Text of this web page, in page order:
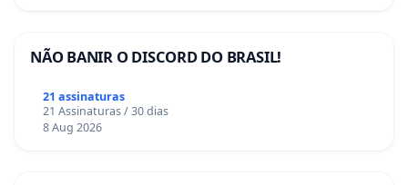
NÃO BANIR O DISCORD DO BRASIL!
21 assinaturas
21 Assinaturas / 30 dias
8 Aug 2026